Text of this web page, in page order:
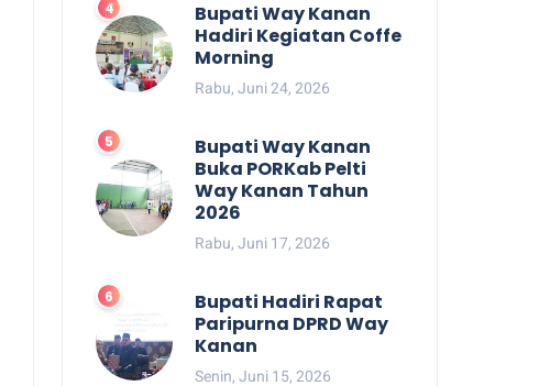
Bupati Way Kanan
Hadiri Kegiatan Coffe
Morning
Rabu, Juni 24, 2026
Bupati Way Kanan
Buka PORKab Pelti
Way Kanan Tahun
2026
Rabu, Juni 17, 2026
Bupati Hadiri Rapat
Paripurna DPRD Way
Kanan
Senin, Juni 15, 2026